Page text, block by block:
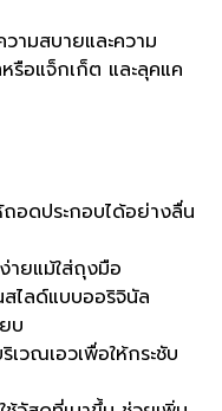
ามสบายและความ
รือแจ็กเก็ต และลุคแค
ถอดประกอบได้อย่างลื่น
ายแม้ใส่ถุงมือ
ไลด์แบบออริจินัล
บ
วณเอวเพื่อให้กระชับ